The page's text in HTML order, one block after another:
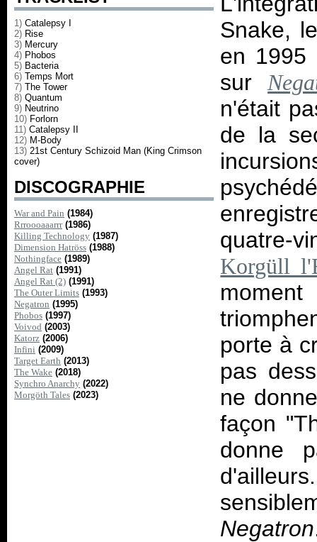
1) Catalepsy I
2) Rise
3) Mercury
4) Phobos
5) Bacteria
6) Temps Mort
7) The Tower
8) Quantum
9) Neutrino
10) Forlorn
11) Catalepsy II
12) M-Body
13) 21st Century Schizoid Man (King Crimson
cover)
DISCOGRAPHIE
War and Pain (1984)
Rrroooaaarrr (1986)
Killing Technology (1987)
Dimension Hatröss (1988)
Nothingface (1989)
Angel Rat (1991)
Angel Rat (2) (1991)
The Outer Limits (1993)
Negatron (1995)
Phobos (1997)
Voivod (2003)
Katorz (2006)
Infini (2009)
Target Earth (2013)
The Wake (2018)
Synchro Anarchy (2022)
Morgöth Tales (2023)
Snake,
en 1995
sur
n'était
de la
quatre-
Korgüll
porte à
pas
ne
façon
donne
Negatron